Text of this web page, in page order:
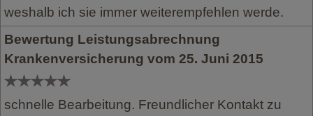
weshalb ich sie immer weiterempfehlen werde.
Bewertung Leistungsabrechnung
Krankenversicherung vom 25. Juni 2015
schnelle Bearbeitung. Freundlicher Kontakt zu